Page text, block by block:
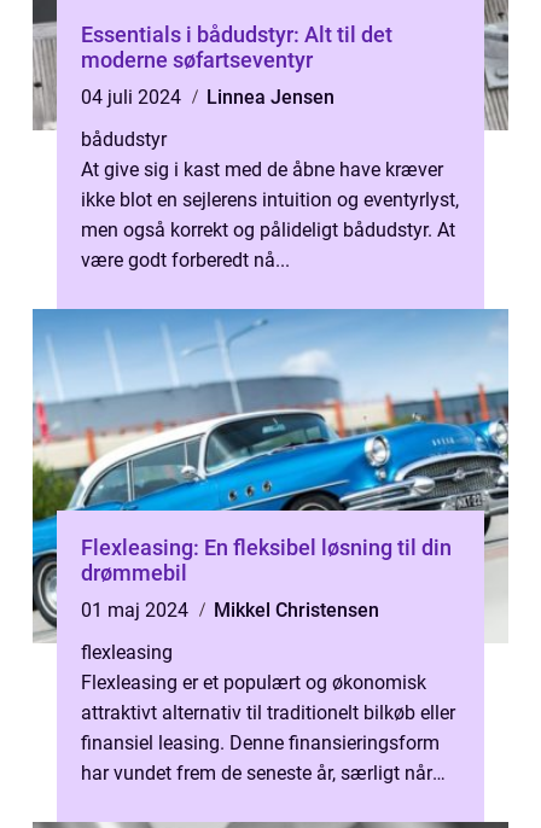
Essentials i bådudstyr: Alt til det
moderne søfartseventyr
04 juli 2024
Linnea Jensen
bådudstyr
At give sig i kast med de åbne have kræver
ikke blot en sejlerens intuition og eventyrlyst,
men også korrekt og pålideligt bådudstyr. At
være godt forberedt nå...
Flexleasing: En fleksibel løsning til din
drømmebil
01 maj 2024
Mikkel Christensen
flexleasing
Flexleasing er et populært og økonomisk
attraktivt alternativ til traditionelt bilkøb eller
finansiel leasing. Denne finansieringsform
har vundet frem de seneste år, særligt når